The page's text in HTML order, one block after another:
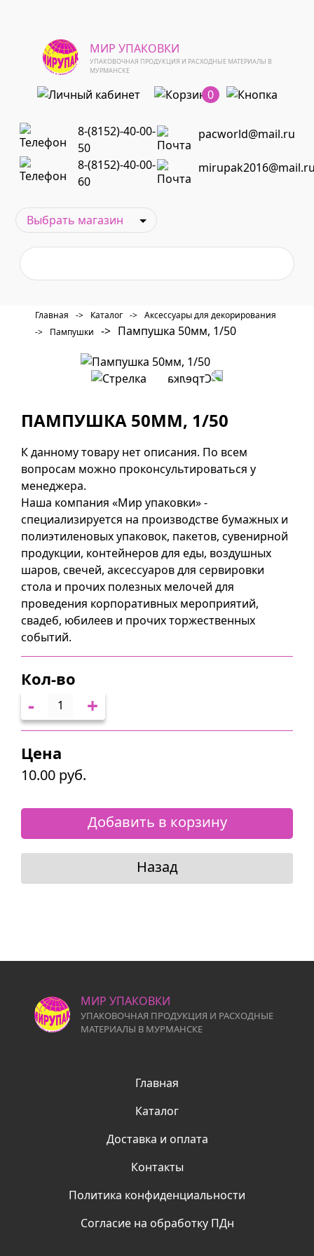
МИР УПАКОВКИ
УПАКОВОЧНАЯ ПРОДУКЦИЯ И РАСХОДНЫЕ МАТЕРИАЛЫ В
МУРМАНСКЕ
0
8-(8152)-40-00-
50
pacworld@mail.ru
8-(8152)-40-00-
60
Главная -> Каталог -> Аксессуары для декорирования
->
Пампушки -> Пампушка 50мм, 1/50
ПАМПУШКА 50ММ, 1/50
К данному товару нет описания. По всем
вопросам можно проконсультироваться у
менеджера.
Наша компания «Мир упаковки» -
специализируется на производстве бумажных и
полиэтиленовых упаковок, пакетов, сувенирной
продукции, контейнеров для еды, воздушных
шаров, свечей, аксессуаров для сервировки
стола и прочих полезных мелочей для
проведения корпоративных мероприятий,
свадеб, юбилеев и прочих торжественных
событий.
Кол-во
- +
Цена
10.00 руб.
Добавить в корзину
Назад
МИР УПАКОВКИ
УПАКОВОЧНАЯ ПРОДУКЦИЯ И РАСХОДНЫЕ
МАТЕРИАЛЫ В МУРМАНСКЕ
Главная
Каталог
Доставка и оплата
Контакты
Политика конфиденциальности
Согласие на обработку ПДн